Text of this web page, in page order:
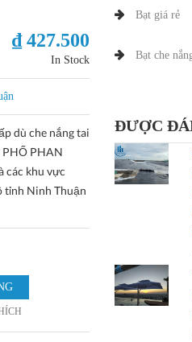
₫ 427.500
In Stock
dù che nắng tai
PHAN
các khu vực
tỉnh Ninh Thuận
Bạt giá rẻ
Bạt che
ĐƯỢC